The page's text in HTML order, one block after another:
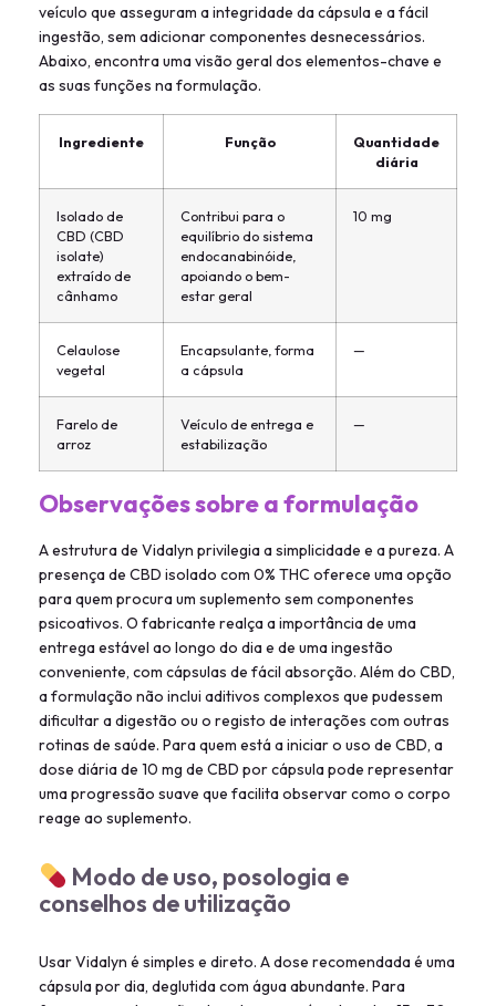
veículo que asseguram a integridade da cápsula e a fácil
ingestão, sem adicionar componentes desnecessários.
Abaixo, encontra uma visão geral dos elementos-chave e
as suas funções na formulação.
Ingrediente Função
Quantidade
diária
Isolado de
CBD (CBD
isolate)
extraído de
cânhamo
Contribui para o
equilíbrio do sistema
endocanabinóide,
apoiando o bem-
estar geral
10 mg
Celaulose
vegetal
Encapsulante, forma
a cápsula
—
Farelo de
arroz
Veículo de entrega e
estabilização
—
Observações sobre a formulação
A estrutura de Vidalyn privilegia a simplicidade e a pureza. A
presença de CBD isolado com 0% THC oferece uma opção
para quem procura um suplemento sem componentes
psicoativos. O fabricante realça a importância de uma
entrega estável ao longo do dia e de uma ingestão
conveniente, com cápsulas de fácil absorção. Além do CBD,
a formulação não inclui aditivos complexos que pudessem
dificultar a digestão ou o registo de interações com outras
rotinas de saúde. Para quem está a iniciar o uso de CBD, a
dose diária de 10 mg de CBD por cápsula pode representar
uma progressão suave que facilita observar como o corpo
reage ao suplemento.
Modo de uso, posologia e
conselhos de utilização
Usar Vidalyn é simples e direto. A dose recomendada é uma
cápsula por dia, deglutida com água abundante. Para